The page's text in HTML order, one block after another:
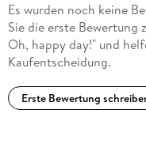
Es wurden noch keine
Sie die erste Bewertung
Oh, happy day!" und
Kaufentscheidung.
Erste Bewertung